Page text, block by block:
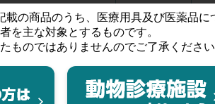
レインボウ
(耳金具：真鍮色)
会員特価
レインボウ
(耳金具：真鍮色)